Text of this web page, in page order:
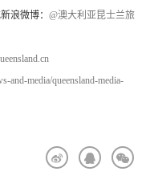
浪微博： @澳大利亚昆士兰旅
and-media/queensland-media-